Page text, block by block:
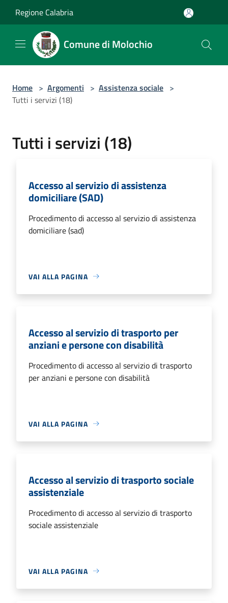
Regione Calabria
Comune di Molochio
Home > Argomenti > Assistenza sociale >
Tutti i servizi (18)
Tutti i servizi (18)
Accesso al servizio di assistenza
domiciliare (SAD)
Procedimento di accesso al servizio di assistenza
domiciliare (sad)
VAI ALLA PAGINA
Accesso al servizio di trasporto per
anziani e persone con disabilità
Procedimento di accesso al servizio di trasporto
per anziani e persone con disabilità
VAI ALLA PAGINA
Accesso al servizio di trasporto sociale
assistenziale
Procedimento di accesso al servizio di trasporto
sociale assistenziale
VAI ALLA PAGINA